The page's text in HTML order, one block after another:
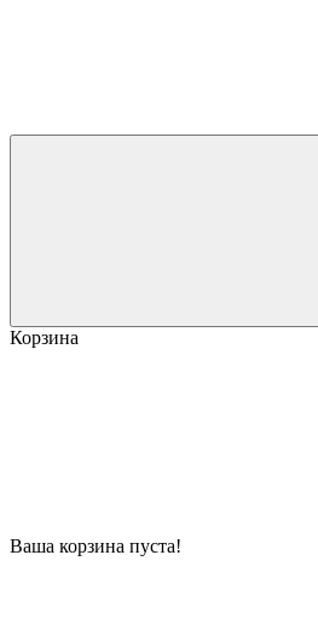
Корзина
Ваша корзина пуста!